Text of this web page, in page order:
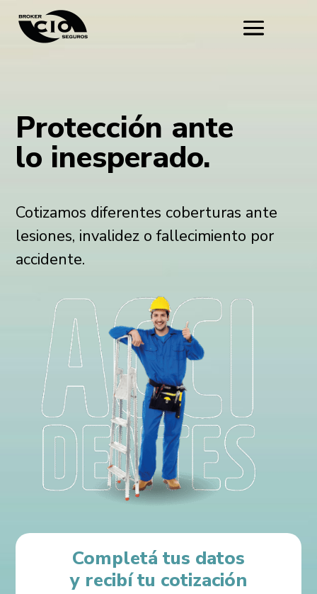
Protección ante
lo inesperado.
Cotizamos diferentes coberturas ante
lesiones, invalidez o fallecimiento por
accidente.
Completá tus datos
y recibí tu cotización